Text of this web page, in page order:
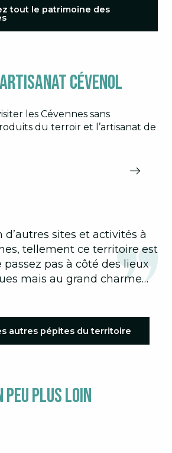
tout le patrimoine des
cévenol
les Cévennes sans
du terroir et l’artisanat de
VASE D’ANDUZE
est un savoir-faire ancestral
Aujourd’hui 9
cette poterie...
d’autres sites et activités à
tellement ce territoire est
passez pas à côté des lieux
mais au grand charme…
autres pépites du territoire
peu plus loin